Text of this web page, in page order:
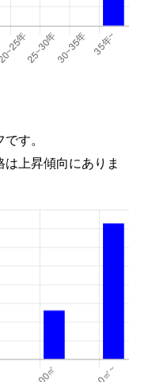
す。
上昇傾向にありま